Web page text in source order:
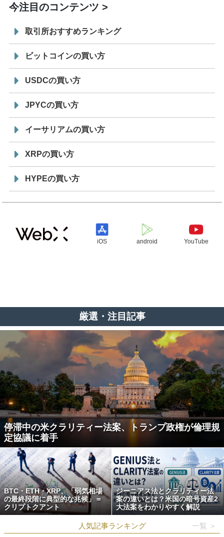
今注目のコンテンツ
取引所おすすめランキング
ビットコインの買い方
USDCの買い方
JPYCの買い方
イーサリアムの買い方
XRPの買い方
HYPEの買い方
iOS android YouTube
厳選・注目記事
停滞中の米クラリティー法案、トランプ政権が倫理規
定協議に着手
BTC・ETH・XRP、「弱気相場
の最終段階に典型的な兆候」＝
クリプトクアント
ジーニアス法とクラリティー法
案の違いとは？米国の暗号資産2
大法案をわかりやすく解説
人気記事ランキング 一覧 ＞